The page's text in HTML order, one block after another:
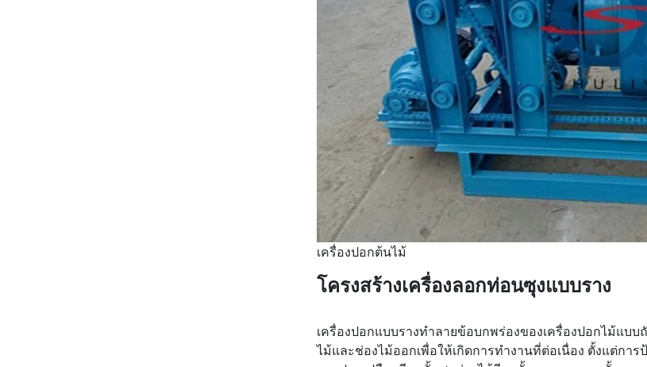
เครื่องปอกต้นไม้
โครงสร้างเครื่องลอกท่อนซุงแบบราง
เครื่องปอกแบบรางทำลายข้อบกพร่องของเครื่องปอกไม้แบ
ไม้และช่องไม้ออกเพื่อให้เกิดการทำงานที่ต่อเนื่อง ตั้งแต่ก